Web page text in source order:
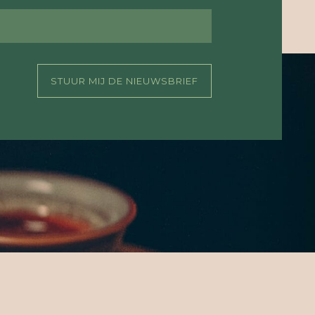
STUUR MIJ DE NIEUWSBRIEF